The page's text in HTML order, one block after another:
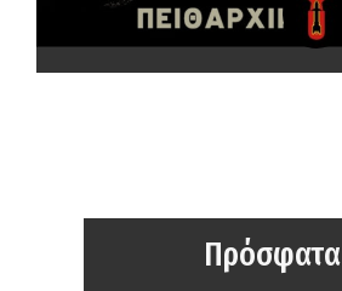
Πρόσφατα